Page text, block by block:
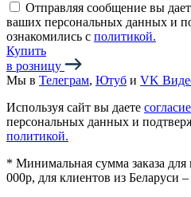
Отправляя сообщение вы
ваших персональных данных и
ознакомились с политикой.
Купить
в розницу
Мы в Телеграм, Ютуб и VK
Используя сайт вы даете согласие
персональных данных и
политикой.
* Минимальная сумма заказа для
000р, для клиентов из Беларуси